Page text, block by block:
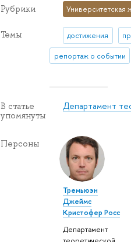
Рубрики Университетская
Темы достижения
репортаж о событии
В статье
упомянуты
Департамент
Персоны
Тремьюэн
Джеймс
Кристофер Росс
Департамент